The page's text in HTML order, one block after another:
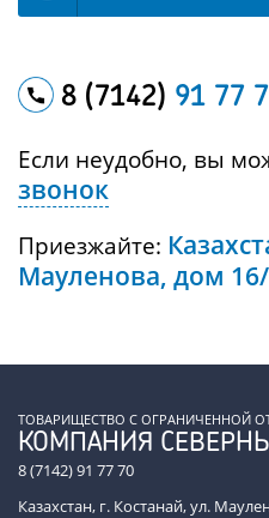
8 (7142) 91 77
Если неудобно, вы
звонок
Приезжайте:
Мауленова, дом
ТОВАРИЩЕСТВО С ОГРАНИЧЕННОЙ
КОМПАНИЯ
8 (7142) 91 77 70
Казахстан, г. Костанай, ул.